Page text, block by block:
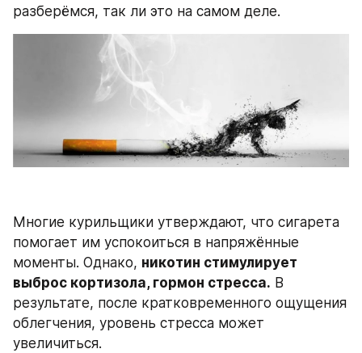
разберёмся, так ли это на самом деле.
Многие курильщики утверждают, что сигарета
помогает им успокоиться в напряжённые
моменты. Однако, никотин стимулирует
выброс кортизола, гормон стресса. В
результате, после кратковременного ощущения
облегчения, уровень стресса может
увеличиться.